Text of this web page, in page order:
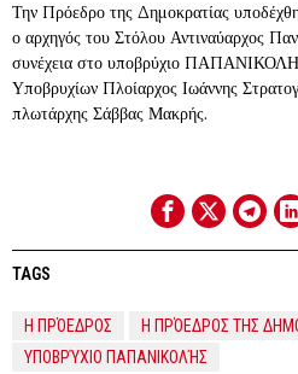
Την Πρόεδρο της Δημοκρατίας
ο αρχηγός του Στόλου Αντιναύαρχος
συνέχεια στο υποβρύχιο
Υποβρυχίων Πλοίαρχος Ιωάννης
πλωτάρχης Σάββας Μακρής.
TAGS
Η ΠΡΌΕΔΡΟΣ Η ΠΡΌΕΔΡΟΣ ΤΗΣ
ΥΠΟΒΡΎΧΙΟ ΠΑΠΑΝΙΚΟΛΉΣ